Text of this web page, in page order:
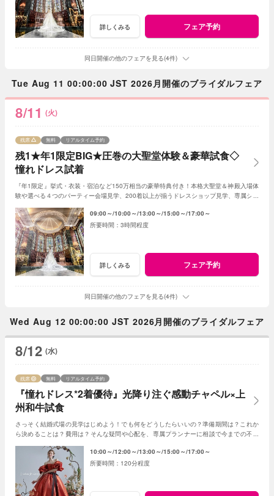
詳しくみる フェア予約
同日開催の他のフェアを見る(4件)
Tue Aug 11 00:00:00 JST 2026月開催のブライダルフェア
8/11 (火)
残1★年1限定BIG★圧巻の大聖堂体験＆豪華試食◇
憧れドレス試着
残席 無料 リアルタイム予約
『年1限定』挙式・衣装・宿泊など150万相当の豪華特典付き！本格大聖堂＆神殿入場体
験や選べる４つのパーティー会場見学、200着以上が揃うドレスショップ見学、専属シェ
09:00～ 10:00～ 13:00～ 15:00～ 17:00～
3時間程度
詳しくみる フェア予約
同日開催の他のフェアを見る(4件)
Wed Aug 12 00:00:00 JST 2026月開催のブライダルフェア
8/12 (水)
『憧れドレス*2着優待』光降り注ぐ感動チャペル×上
州和牛試食
残席 無料 リアルタイム予約
さっそく結婚式場の見学はじめよう！でも何をどうしたらいいの？準備期間は？これか
ら決めることは？費用は？そんな疑問や心配を、専属プランナーに相談で今までの不安
10:00～ 12:00～ 13:00～ 15:00～ 17:00～
120分程度